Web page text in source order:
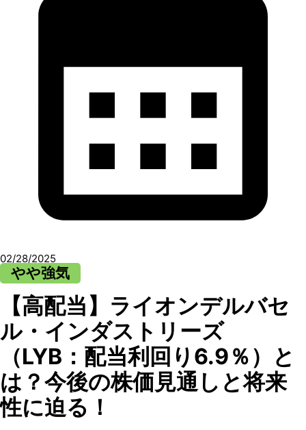
02/28/2025
やや強気
【高配当】ライオンデルバセ
ル・インダストリーズ
（LYB：配当利回り6.9％）と
は？今後の株価見通しと将来
性に迫る！